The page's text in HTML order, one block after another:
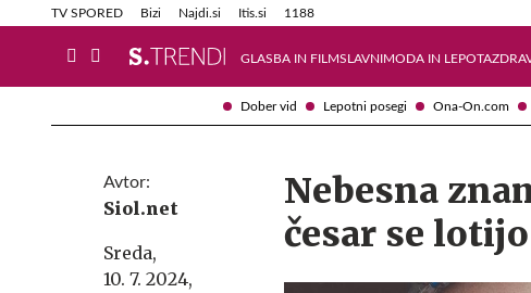
Dober vid Lepotni posegi Ona-On.com
TV SPORED Bizi Najdi.si Itis.si 1188
GLASBA IN FILMSLAVNIMODA IN LEPOTA
Info in obvestila Tehnik
Avtor:
Siol.net
Sreda,
10. 7. 2024,
Nebesna
česar se lotijo